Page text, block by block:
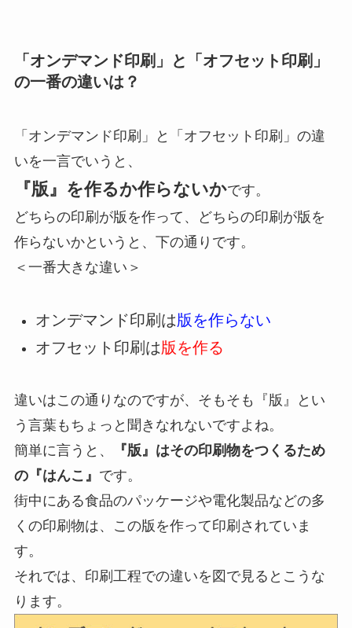
「オンデマンド印刷」と「オフセット印刷」
の一番の違いは？
「オンデマンド印刷」と「オフセット印刷」の違
いを一言でいうと、
『版』を作るか作らないかです。
どちらの印刷が版を作って、どちらの印刷が版を
作らないかというと、下の通りです。
＜一番大きな違い＞
オンデマンド印刷は版を作らない
オフセット印刷は版を作る
違いはこの通りなのですが、そもそも『版』とい
う言葉もちょっと聞きなれないですよね。
簡単に言うと、
『版』はその印刷物をつくるため
の『はんこ』 です。
街中にある食品のパッケージや電化製品などの多
くの印刷物は、この版を作って印刷されていま
す。
それでは、印刷工程での違いを図で見るとこうな
ります。